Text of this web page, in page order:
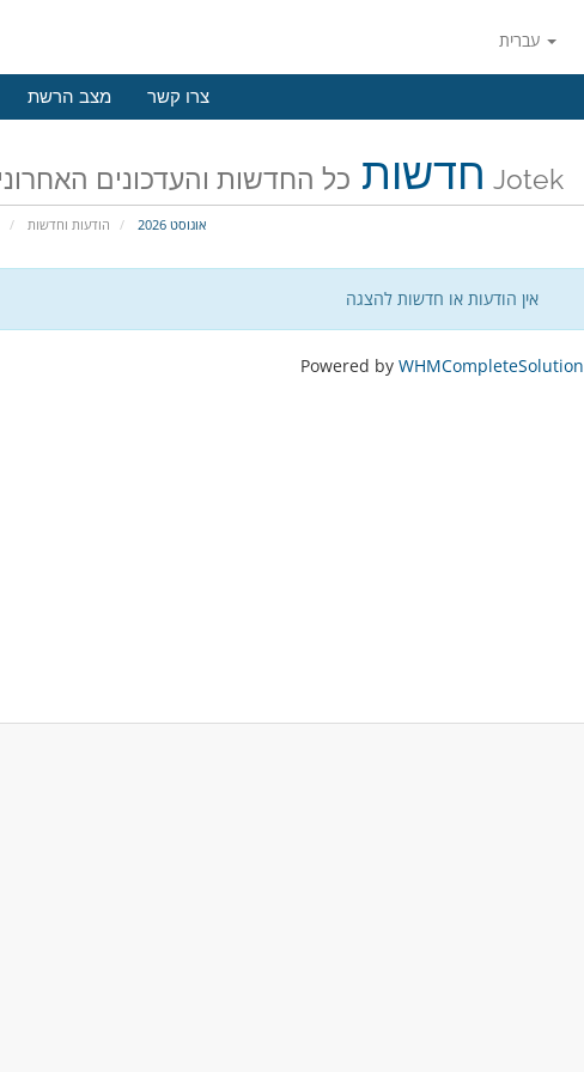
מצב הרשת צרו קשר
חדשות כל החדשות והעדכונים האחרונים של Jotek
הודעות וחדשות אוגוסט 2026
אין הודעות או חדשות להצגה
Powered by WHMCompleteSolution